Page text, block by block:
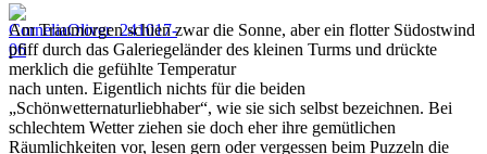
Am Traumorgen schien zwar die Sonne, aber ein flotter Südostwind
pfiff durch das Galeriegeländer des kleinen Turms und drückte
merklich die gefühlte Temperatur
nach unten. Eigentlich nichts für die beiden
„Schönwetternaturliebhaber“, wie sie sich selbst bezeichnen. Bei
schlechtem Wetter ziehen sie doch eher ihre gemütlichen
Räumlichkeiten vor, lesen gern oder vergessen beim Puzzeln die